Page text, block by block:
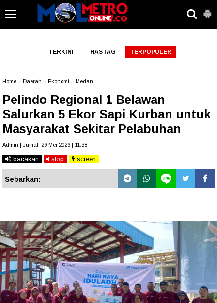
TERKINI HASTAG TERPOPULER
Home Daerah Ekonomi Medan
Pelindo Regional 1 Belawan
Salurkan 5 Ekor Sapi Kurban untuk
Masyarakat Sekitar Pelabuhan
Admin | Jumat, 29 Mei 2026 | 11:38
bacakan stop screen
Sebarkan: